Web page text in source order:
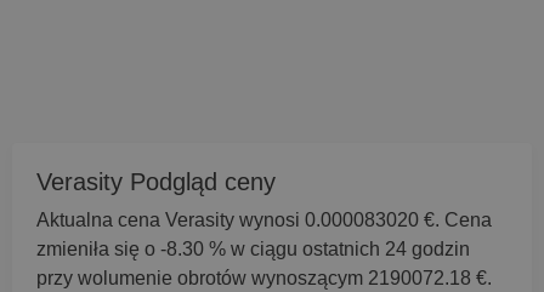
Verasity Podgląd ceny
Aktualna cena Verasity wynosi 0.000083020 €. Cena
zmieniła się o -8.30 % w ciągu ostatnich 24 godzin
przy wolumenie obrotów wynoszącym 2190072.18 €.